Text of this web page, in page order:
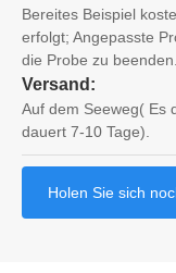
Bereites Beispiel
erfolgt; Angepasste
die Probe zu beenden.
Versand:
Auf dem Seeweg( Es
dauert 7-10 Tage).
Holen Sie sich